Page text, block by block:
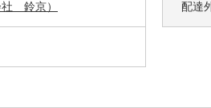
鈴京） 配達